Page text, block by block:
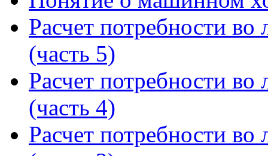
Расчет потребности во
(часть 5)
Расчет потребности во
(часть 4)
Расчет потребности во